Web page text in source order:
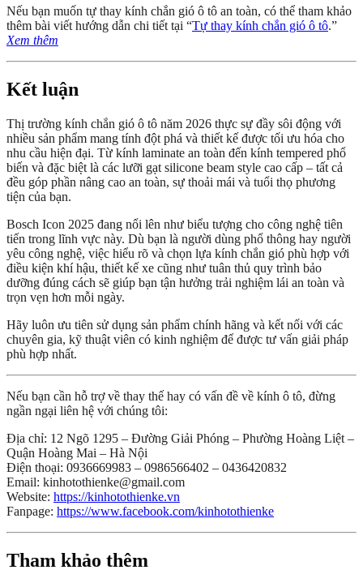
Nếu bạn muốn tự thay kính chắn gió ô tô an toàn, có thể tham khảo
thêm bài viết hướng dẫn chi tiết tại “Tự thay kính chắn gió ô tô.”
Xem thêm
Kết luận
Thị trường kính chắn gió ô tô năm 2026 thực sự đầy sôi động với
nhiều sản phẩm mang tính đột phá và thiết kế được tối ưu hóa cho
nhu cầu hiện đại. Từ kính laminate an toàn đến kính tempered phổ
biến và đặc biệt là các lưỡi gạt silicone beam style cao cấp – tất cả
đều góp phần nâng cao an toàn, sự thoải mái và tuổi thọ phương
tiện của bạn.
Bosch Icon 2025 đang nổi lên như biểu tượng cho công nghệ tiên
tiến trong lĩnh vực này. Dù bạn là người dùng phổ thông hay người
yêu công nghệ, việc hiểu rõ và chọn lựa kính chắn gió phù hợp với
điều kiện khí hậu, thiết kế xe cũng như tuân thủ quy trình bảo
dưỡng đúng cách sẽ giúp bạn tận hưởng trải nghiệm lái an toàn và
trọn vẹn hơn mỗi ngày.
Hãy luôn ưu tiên sử dụng sản phẩm chính hãng và kết nối với các
chuyên gia, kỹ thuật viên có kinh nghiệm để được tư vấn giải pháp
phù hợp nhất.
Nếu bạn cần hỗ trợ về thay thế hay có vấn đề về kính ô tô, đừng
ngần ngại liên hệ với chúng tôi:
Địa chỉ: 12 Ngõ 1295 – Đường Giải Phóng – Phường Hoàng Liệt –
Quận Hoàng Mai – Hà Nội
Điện thoại: 0936669983 – 0986566402 – 0436420832
Email: kinhotothienke@gmail.com
Website: https://kinhotothienke.vn
Fanpage: https://www.facebook.com/kinhotothienke
Tham khảo thêm